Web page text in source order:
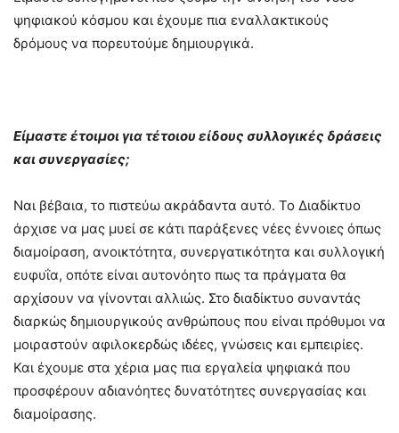
ψηφιακού κόσμου και έχουμε πια εναλλακτικούς
δρόμους να πορευτούμε δημιουργικά.
Είμαστε έτοιμοι για τέτοιου είδους συλλογικές δράσεις
και συνεργασίες;
Ναι βέβαια, το πιστεύω ακράδαντα αυτό. Το Διαδίκτυο
άρχισε να μας μυεί σε κάτι παράξενες νέες έννοιες όπως
διαμοίραση, ανοικτότητα, συνεργατικότητα και συλλογική
ευφυΐα, οπότε είναι αυτονόητο πως τα πράγματα θα
αρχίσουν να γίνονται αλλιώς. Στο διαδίκτυο συναντάς
διαρκώς δημιουργικούς ανθρώπους που είναι πρόθυμοι να
μοιραστούν αφιλοκερδώς ιδέες, γνώσεις και εμπειρίες.
Και έχουμε στα χέρια μας πια εργαλεία ψηφιακά που
προσφέρουν αδιανόητες δυνατότητες συνεργασίας και
διαμοίρασης.